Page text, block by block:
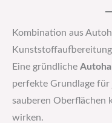
Kombination aus
Kunststoffaufbereitung
Eine gründliche
perfekte Grundlage
sauberen Oberflächen
wirken.